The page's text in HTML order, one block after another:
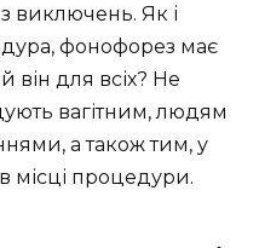
виключень. Як і
фонофорез має
для всіх? Не
вагітним, людям
а також тим, у
місці процедури.